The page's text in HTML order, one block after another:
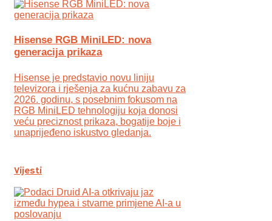
Hisense RGB MiniLED: nova
generacija prikaza
Hisense je predstavio novu liniju
televizora i rješenja za kućnu zabavu za
2026. godinu, s posebnim fokusom na
RGB MiniLED tehnologiju koja donosi
veću preciznost prikaza, bogatije boje i
unaprijeđeno iskustvo gledanja.
Vijesti